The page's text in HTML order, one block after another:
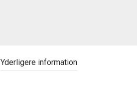
Yderligere information